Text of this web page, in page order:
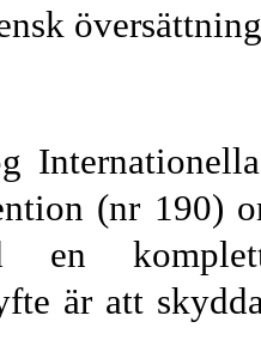
(nr 190)
en
är att